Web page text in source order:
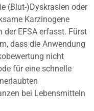
(Blut-)Dyskrasien oder
Karzinogene
der EFSA erfasst. Fürst
dass die Anwendung
nicht
für eine schnelle
bei Lebensmitteln